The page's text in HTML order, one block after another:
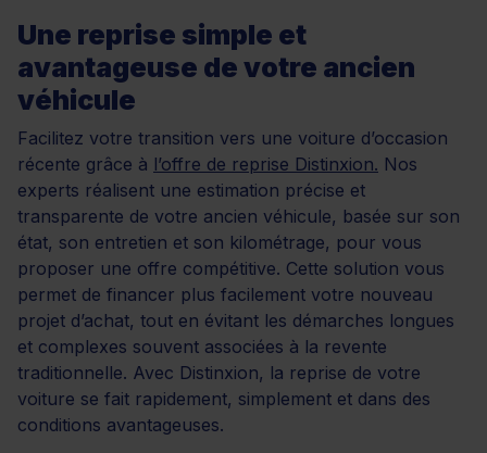
Une reprise simple et
avantageuse de votre ancien
véhicule
Facilitez votre transition vers une voiture d’occasion
récente grâce à l’offre de reprise Distinxion. Nos
experts réalisent une estimation précise et
transparente de votre ancien véhicule, basée sur son
état, son entretien et son kilométrage, pour vous
proposer une offre compétitive. Cette solution vous
permet de financer plus facilement votre nouveau
projet d’achat, tout en évitant les démarches longues
et complexes souvent associées à la revente
traditionnelle. Avec Distinxion, la reprise de votre
voiture se fait rapidement, simplement et dans des
conditions avantageuses.